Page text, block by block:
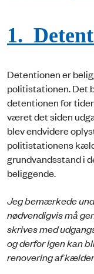
1.
Detentionen er
politistationen. Det
detentionen for
været det siden
blev endvidere
politistationens
grundvandsstand i
beliggende.
Jeg bemærkede
nødvendigvis må
skrives med
og derfor igen kan
renovering af